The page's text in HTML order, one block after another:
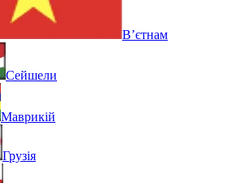
В’єтнам
Сейшели
Маврикій
Грузія